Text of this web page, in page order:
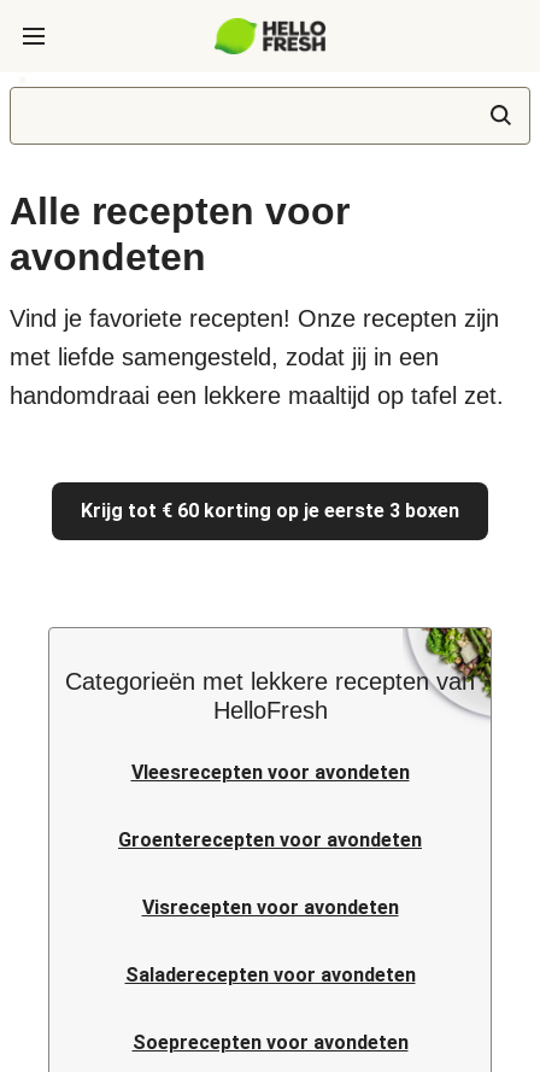
Alle recepten voor
avondeten
Vind je favoriete recepten! Onze recepten zijn
met liefde samengesteld, zodat jij in een
handomdraai een lekkere maaltijd op tafel zet.
Krijg tot € 60 korting op je eerste 3 boxen
Categorieën met lekkere recepten van
HelloFresh
Vleesrecepten voor avondeten
Groenterecepten voor avondeten
Visrecepten voor avondeten
Saladerecepten voor avondeten
Soeprecepten voor avondeten